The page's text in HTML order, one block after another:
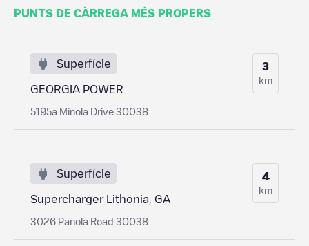
PUNTS DE CÀRREGA MÉS PROPERS
Superfície
GEORGIA POWER
5195a Minola Drive 30038
3
km
Superfície
Supercharger Lithonia, GA
3026 Panola Road 30038
4
km